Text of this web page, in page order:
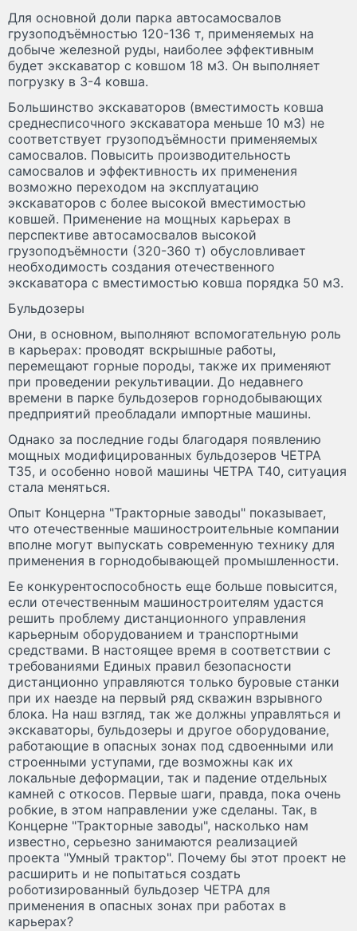
Для основной доли парка автосамосвалов
грузоподъёмностью 120-136 т, применяемых на
добыче железной руды, наиболее эффективным
будет экскаватор с ковшом 18 м3. Он выполняет
погрузку в 3-4 ковша.
Большинство экскаваторов (вместимость ковша
среднесписочного экскаватора меньше 10 м3) не
соответствует грузоподъёмности применяемых
самосвалов. Повысить производительность
самосвалов и эффективность их применения
возможно переходом на эксплуатацию
экскаваторов с более высокой вместимостью
ковшей. Применение на мощных карьерах в
перспективе автосамосвалов высокой
грузоподъёмности (320-360 т) обусловливает
необходимость создания отечественного
экскаватора с вместимостью ковша порядка 50 м3.
Бульдозеры
Они, в основном, выполняют вспомогательную роль
в карьерах: проводят вскрышные работы,
перемещают горные породы, также их применяют
при проведении рекультивации. До недавнего
времени в парке бульдозеров горнодобывающих
предприятий преобладали импортные машины.
Однако за последние годы благодаря появлению
мощных модифицированных бульдозеров ЧЕТРА
Т35, и особенно новой машины ЧЕТРА Т40, ситуация
стала меняться.
Опыт Концерна "Тракторные заводы" показывает,
что отечественные машиностроительные компании
вполне могут выпускать современную технику для
применения в горнодобывающей промышленности.
Ее конкурентоспособность еще больше повысится,
если отечественным машиностроителям удастся
решить проблему дистанционного управления
карьерным оборудованием и транспортными
средствами. В настоящее время в соответствии с
требованиями Единых правил безопасности
дистанционно управляются только буровые станки
при их наезде на первый ряд скважин взрывного
блока. На наш взгляд, так же должны управляться и
экскаваторы, бульдозеры и другое оборудование,
работающие в опасных зонах под сдвоенными или
строенными уступами, где возможны как их
локальные деформации, так и падение отдельных
камней с откосов. Первые шаги, правда, пока очень
робкие, в этом направлении уже сделаны. Так, в
Концерне "Тракторные заводы", насколько нам
известно, серьезно занимаются реализацией
проекта "Умный трактор". Почему бы этот проект не
расширить и не попытаться создать
роботизированный бульдозер ЧЕТРА для
применения в опасных зонах при работах в
карьерах?